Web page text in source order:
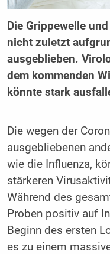
Die Grippewelle
nicht zuletzt
ausgeblieben.
dem kommenden
könnte stark
Die wegen der
ausgebliebenen
wie die Influenza,
stärkeren
Während des
Proben positiv auf
Beginn des ersten
es zu einem